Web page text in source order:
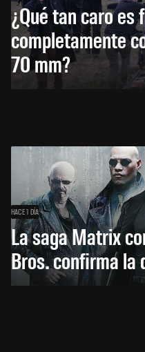
¿Qué tan caro
completamente
70 mm?
HACE 1 DÍA
La saga Matrix
Bros. confirma la